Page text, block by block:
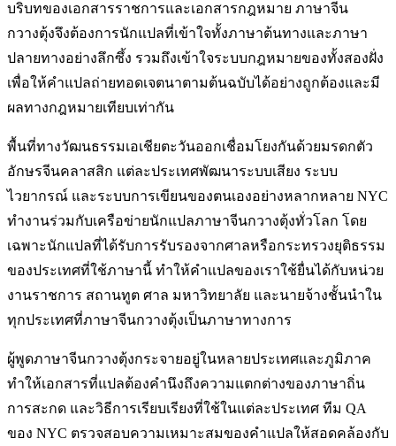
บริบทของเอกสารราชการและเอกสารกฎหมาย ภาษาจีน
กวางตุ้งจึงต้องการนักแปลที่เข้าใจทั้งภาษาต้นทางและภาษา
ปลายทางอย่างลึกซึ้ง รวมถึงเข้าใจระบบกฎหมายของทั้งสองฝั่ง
เพื่อให้คำแปลถ่ายทอดเจตนาตามต้นฉบับได้อย่างถูกต้องและมี
ผลทางกฎหมายเทียบเท่ากัน
พื้นที่ทางวัฒนธรรมเอเชียตะวันออกเชื่อมโยงกันด้วยมรดกตัว
อักษรจีนคลาสสิก แต่ละประเทศพัฒนาระบบเสียง ระบบ
ไวยากรณ์ และระบบการเขียนของตนเองอย่างหลากหลาย NYC
ทำงานร่วมกับเครือข่ายนักแปลภาษาจีนกวางตุ้งทั่วโลก โดย
เฉพาะนักแปลที่ได้รับการรับรองจากศาลหรือกระทรวงยุติธรรม
ของประเทศที่ใช้ภาษานี้ ทำให้คำแปลของเราใช้ยื่นได้กับหน่วย
งานราชการ สถานทูต ศาล มหาวิทยาลัย และนายจ้างชั้นนำใน
ทุกประเทศที่ภาษาจีนกวางตุ้งเป็นภาษาทางการ
ผู้พูดภาษาจีนกวางตุ้งกระจายอยู่ในหลายประเทศและภูมิภาค
ทำให้เอกสารที่แปลต้องคำนึงถึงความแตกต่างของภาษาถิ่น
การสะกด และวิธีการเรียบเรียงที่ใช้ในแต่ละประเทศ ทีม QA
ของ NYC ตรวจสอบความเหมาะสมของคำแปลให้สอดคล้องกับ